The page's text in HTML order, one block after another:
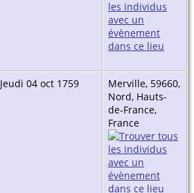
Jeudi 04 oct 1759
Merville, 59660,
Nord, Hauts-
de-France,
France